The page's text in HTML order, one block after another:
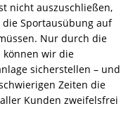
nicht auszuschließen,
Sportausübung auf
Nur durch die
können wir die
sicherstellen – und
Zeiten die
Kunden zweifelsfrei